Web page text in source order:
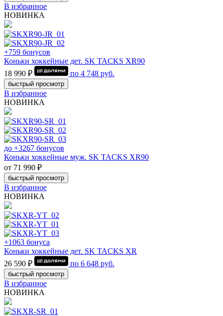
В избранное
НОВИНКА
+759 бонусов
Коньки хоккейные дет. SK TACKS XR90
18 990 ₽
по 4 748 руб.
быстрый просмотр
В избранное
НОВИНКА
до +3267 бонусов
Коньки хоккейные муж. SK TACKS XR90
от 71 990 ₽
быстрый просмотр
В избранное
НОВИНКА
+1063 бонуса
Коньки хоккейные дет. SK TACKS XR
26 590 ₽
по 6 648 руб.
быстрый просмотр
В избранное
НОВИНКА